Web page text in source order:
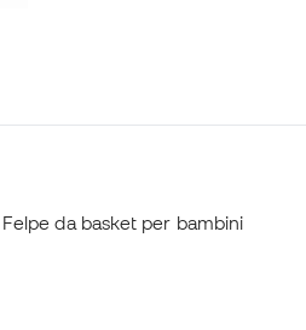
Felpe da basket per bambini